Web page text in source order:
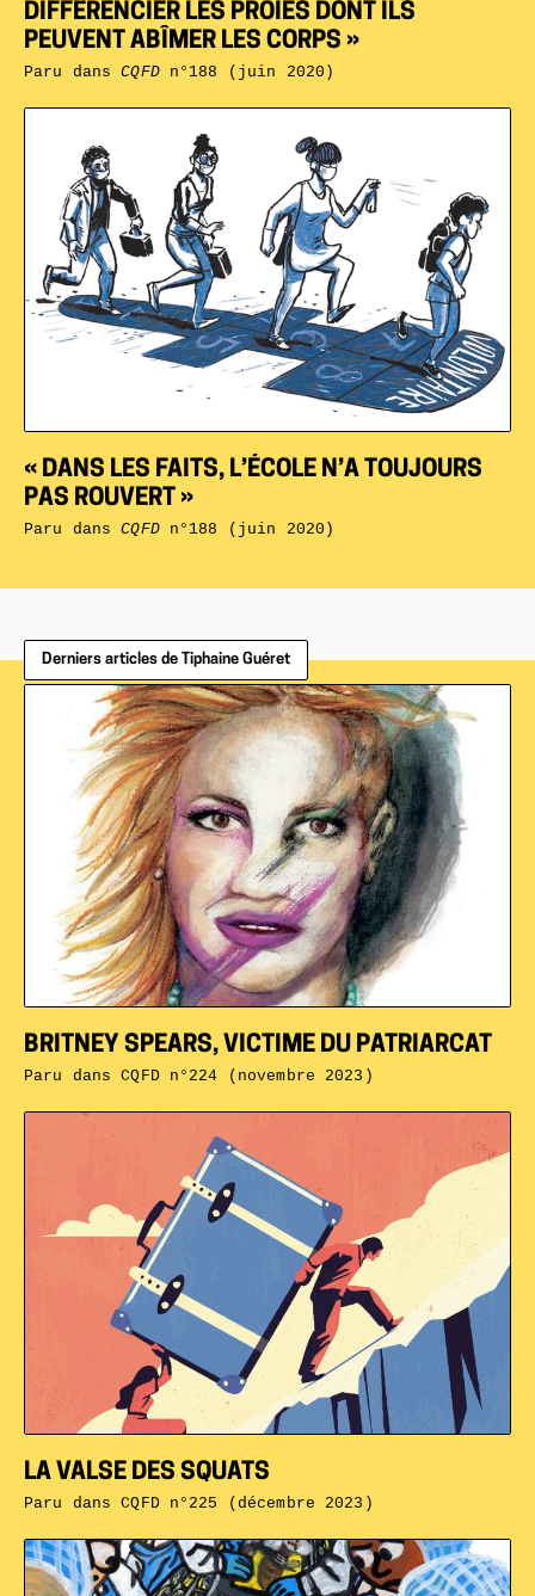
« DANS LES FAITS, L’ÉCOLE N’A TOUJOURS
PAS ROUVERT »
Paru dansCQFDn°188 (juin 2020)
DIFFÉRENCIER LES PROIES DONT ILS
PEUVENT ABÎMER LES CORPS »
Paru dansCQFDn°188 (juin 2020)
Derniers articles de Tiphaine Guéret
LA VALSE DES SQUATS
Paru dansCQFD n°225 (décembre 2023)
BRITNEY SPEARS, VICTIME DU PATRIARCAT
Paru dansCQFD n°224 (novembre 2023)